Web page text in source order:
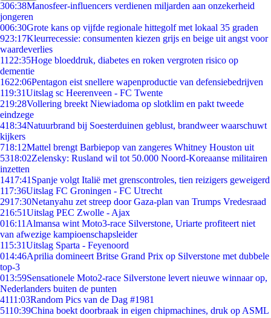
306:38Manosfeer-influencers verdienen miljarden aan onzekerheid
jongeren
006:30Grote kans op vijfde regionale hittegolf met lokaal 35 graden
923:17Kleurrecessie: consumenten kiezen grijs en beige uit angst voor
waardeverlies
11 22:35Hoge bloeddruk, diabetes en roken vergroten risico op
dementie
1622:06Pentagon eist snellere wapenproductie van defensiebedrijven
119:31Uitslag sc Heerenveen - FC Twente
219:28Vollering breekt Niewiadoma op slotklim en pakt tweede
eindzege
418:34Natuurbrand bij Soesterduinen geblust, brandweer waarschuwt
kijkers
718:12Mattel brengt Barbiepop van zangeres Whitney Houston uit
5318:02Zelensky: Rusland wil tot 50.000 Noord-Koreaanse militairen
inzetten
1417:41 Spanje volgt Italië met grenscontroles, tien reizigers geweigerd
117:36Uitslag FC Groningen - FC Utrecht
2917:30Netanyahu zet streep door Gaza-plan van Trumps Vredesraad
216:51Uitslag PEC Zwolle - Ajax
016:11 Almansa wint Moto3-race Silverstone, Uriarte profiteert niet
van afwezige kampioenschapsleider
115:31Uitslag Sparta - Feyenoord
014:46Aprilia domineert Britse Grand Prix op Silverstone met dubbele
top-3
013:59Sensationele Moto2-race Silverstone levert nieuwe winnaar op,
Nederlanders buiten de punten
4111:03Random Pics van de Dag #1981
5110:39China boekt doorbraak in eigen chipmachines, druk op ASML